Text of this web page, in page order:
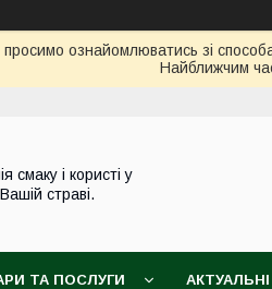
просимо ознайомлюватись зі
Найближчим
смаку і користі у
страві.
ТА ПОСЛУГИ АКТУАЛЬНІ